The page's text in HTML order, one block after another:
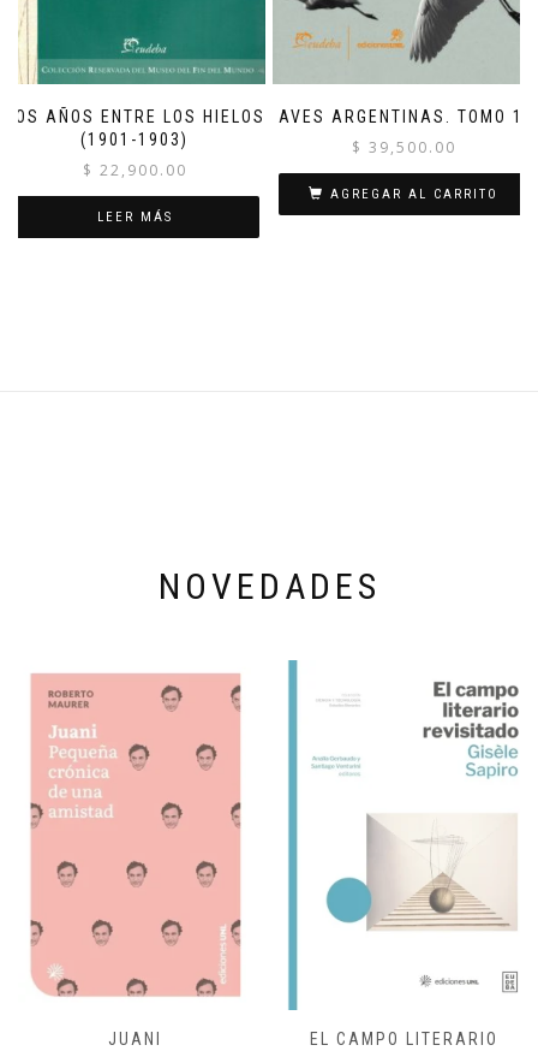
DOS AÑOS ENTRE LOS HIELOS
(1901-1903)
$ 22,900.00
LEER MÁS
AVES ARGENTINAS. TOMO 1.
$ 39,500.00
AGREGAR AL CARRITO
NOVEDADES
JUANI
EL CAMPO LITERARIO